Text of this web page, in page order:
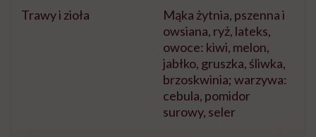
Trawy i zioła
Mąka żytnia, pszenna i
owsiana, ryż, lateks,
owoce: kiwi, melon,
jabłko, gruszka, śliwka,
brzoskwinia; warzywa:
cebula, pomidor
surowy, seler